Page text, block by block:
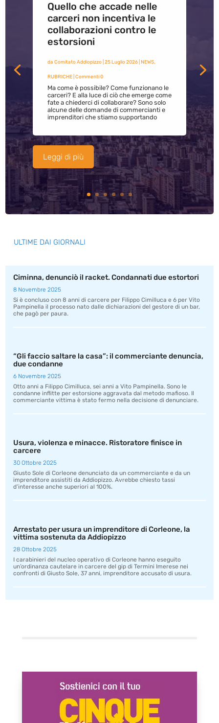
Quello che accade nelle
carceri non incentiva le
collaborazioni contro le
estorsioni
da Comitato Addiopizzo| 25 Luglio 2026| NEWS,
RUBRICHE| Commenti 0
Ma come è possibile? Come funzionano le
carceri? E alla luce di ciò che emerge come
fate a chiederci di collaborare? Sono solo
alcune delle domande di commercianti e
imprenditori che stiamo supportando
Leggi di più
ULTIME DAI GIORNALI
Ciminna, denunciò il racket. Condannati due estortori
8 Novembre 2025
Si è concluso con 8 anni di carcere per Filippo Cimilluca e 6 per Vito
Pampinella il processo nato dalle dichiarazioni del gestore di un bar,
che pagò per paura.
“Gli faccio saltare la casa”: il commerciante denuncia,
due condanne
6 Novembre 2025
Otto anni a Filippo Cimilluca, sei anni a Vito Pampinella. Sono le
condanne inflitte per estorsione aggravata dal metodo mafioso. Il
commerciante vittima è stato fermo nella decisione di denunciare.
Usura, violenza e minacce. Ristoratore finisce in
carcere
30 Ottobre 2025
Giusto Sole di Corleone denunciato da un commerciante e da un
imprenditore assistiti da Addiopizzo. Avrebbe chiesto tassi
d’interesse anche superiori al 100%.
Arrestato per usura un imprenditore di Corleone, la
vittima sostenuta da Addiopizzo
28 Ottobre 2025
I carabinieri del nucleo operativo di Corleone hanno eseguito
un’ordinanza cautelare in carcere del gip di Termini Imerese nei
confronti di Giusto Sole, 37 anni, imprenditore accusato di usura.